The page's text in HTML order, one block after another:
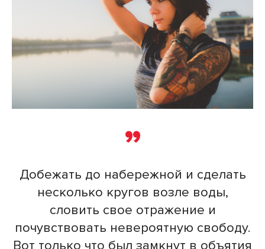
Добежать до набережной и сделать
несколько кругов возле воды,
словить свое отражение и
почувствовать невероятную свободу.
Вот только что был замкнут в объятия